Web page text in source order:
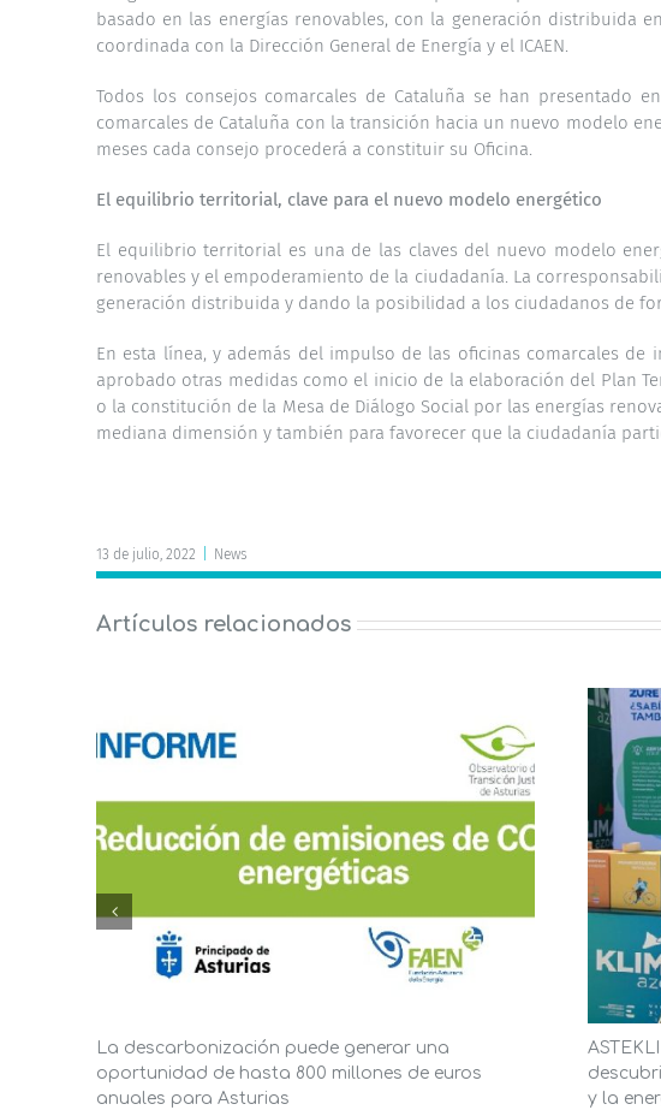
basado en las energías renovables, con la generación distribuida
coordinada con la Dirección General de Energía y el ICAEN.
Todos los consejos comarcales de Cataluña se han presentado
comarcales de Cataluña con la transición hacia un nuevo modelo
meses cada consejo procederá a constituir su Oficina.
El equilibrio territorial, clave para el nuevo modelo energético
El equilibrio territorial es una de las claves del nuevo modelo
renovables y el empoderamiento de la ciudadanía. La
generación distribuida y dando la posibilidad a los ciudadanos de
En esta línea, y además del impulso de las oficinas comarcales
aprobado otras medidas como el inicio de la elaboración del Plan
o la constitución de la Mesa de Diálogo Social por las energías
mediana dimensión y también para favorecer que la ciudadanía
13 de julio, 2022 News
Artículos relacionados
La descarbonización puede generar una
oportunidad de hasta 800 millones de euros
anuales para Asturias
y la